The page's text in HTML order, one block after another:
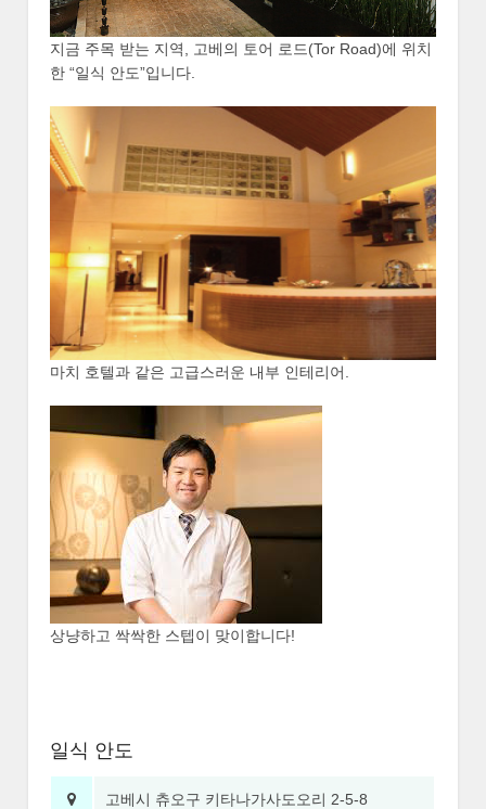
지금 주목 받는 지역, 고베의 토어 로드(Tor Road)에 위치
한 “일식 안도”입니다.
마치 호텔과 같은 고급스러운 내부 인테리어.
상냥하고 싹싹한 스텝이 맞이합니다!
일식 안도
고베시 츄오구 키타나가사도오리 2-5-8